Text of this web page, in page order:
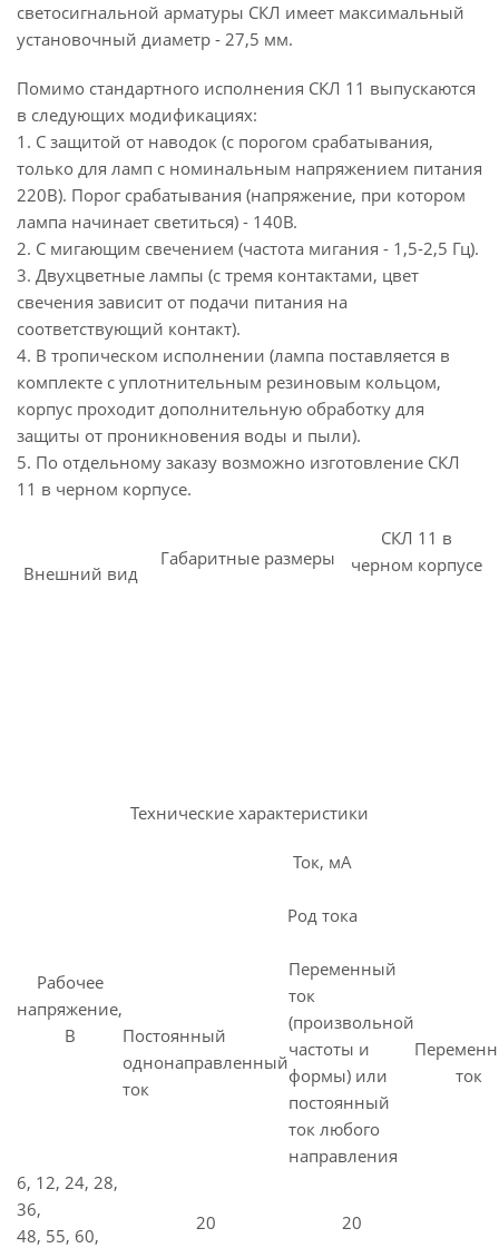
светосигнальной арматуры СКЛ имеет максимальный
установочный диаметр - 27,5 мм.
Помимо стандартного исполнения СКЛ 11 выпускаются
в следующих модификациях:
1. С защитой от наводок (с порогом срабатывания,
только для ламп с номинальным напряжением питания
220В). Порог срабатывания (напряжение, при котором
лампа начинает светиться) - 140В.
2. С мигающим свечением (частота мигания - 1,5-2,5 Гц).
3. Двухцветные лампы (с тремя контактами, цвет
свечения зависит от подачи питания на
соответствующий контакт).
4. В тропическом исполнении (лампа поставляется в
комплекте с уплотнительным резиновым кольцом,
корпус проходит дополнительную обработку для
защиты от проникновения воды и пыли).
5. По отдельному заказу возможно изготовление СКЛ
11 в черном корпусе.
Внешний вид
Габаритные размеры
СКЛ 11 в
черном корпусе
Технические характеристики
Рабочее
напряжение,
В
Ток, мА
Род тока
Постоянный
однонаправленный
ток
Переменный
ток
(произвольной
частоты и
формы) или
постоянный
ток любого
направления
ток
6, 12, 24, 28,
36,
48, 55, 60,
20 20